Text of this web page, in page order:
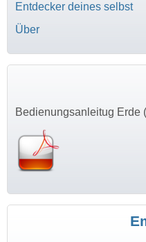
Entdecker deines selbst
Über
Bedienungsanleitug Erde